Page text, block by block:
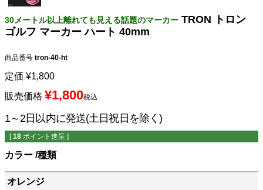
30メートル以上離れても見える話題のマーカー TRON トロン
ゴルフ マーカー ハート 40mm
商品番号 tron-40-ht
定価 ¥1,800
販売価格 ¥1,800税込
1～2日以内に発送(土日祝日を除く)
[ 18 ポイント進呈 ]
カラー 種類
オレンジ